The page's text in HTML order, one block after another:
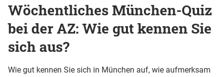
Wöchentliches München-Quiz
bei der AZ: Wie gut kennen Sie
sich aus?
Wie gut kennen Sie sich in München auf, wie aufmerksam